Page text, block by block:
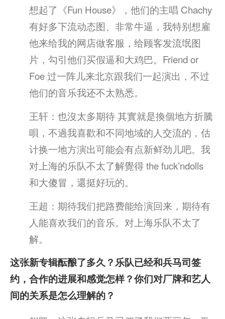
想起了《Fun House》，他们的主唱 Chachy
有好多下流动态图、非常牛逼，我特别想雇
他来给我的网店做客服，给顾客发流氓图
片，勾引他们买假逼和大鸡巴。Friend or
Foe 过一阵儿来北京跟我们一起演出，不过
他们的音乐我还不太熟悉。
王轩：也沒太多期待 其實就是換個地方折騰
唄，不過我喜歡和不同地域的人交流的，估
计换一地方演出可能会有点新鲜劲儿吧。我
对上海的乐队不太了解覺得 the fuck’ndolls
和大傻冒，還挺好玩的。
王超：期待我们把路费能给演回来，期待有
人能喜欢我们的音乐。对上海乐队不太了
解。
这张新专辑酝酿了多久？乐队已经和兵马司签
约，合作的进展和感觉怎样？你们对厂牌和艺人
间的关系是怎么理解的？